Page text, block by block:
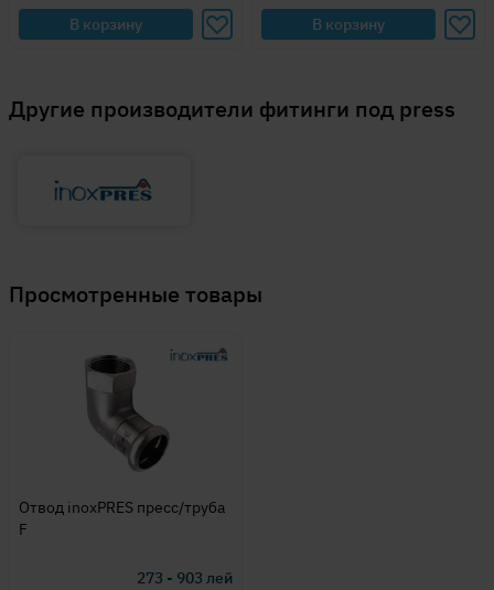
В корзину
В корзину
Другие производители фитинги под press
Просмотренные товары
Отвод inoxPRES пресс/труба
F
273 - 903 лей